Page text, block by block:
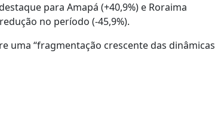
para Amapá (+40,9%) e Roraima
no período (-45,9%).
uma “fragmentação crescente das dinâmicas